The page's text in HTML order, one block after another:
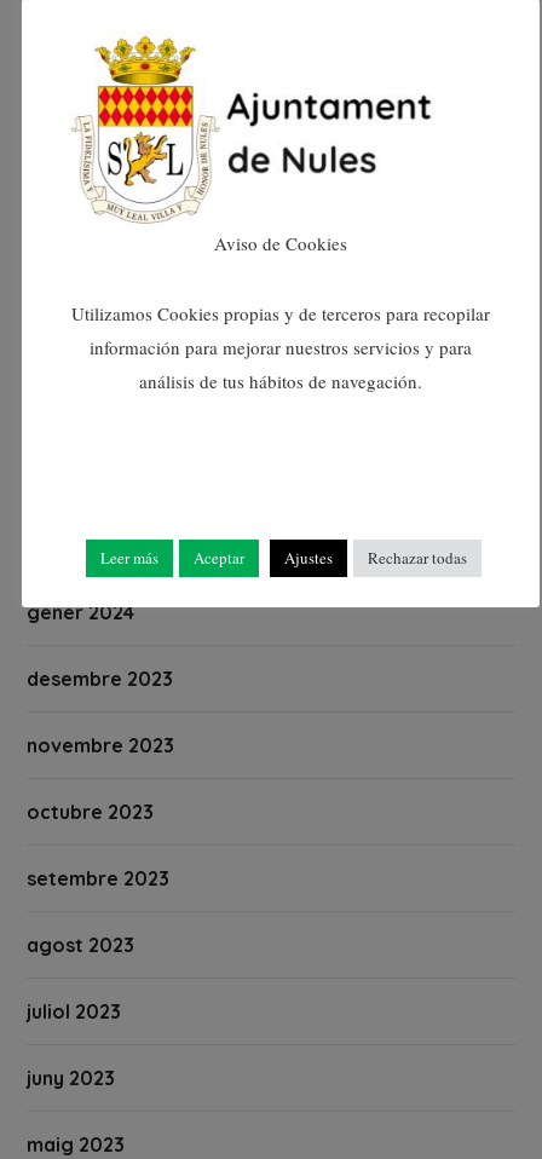
setembre 2024
agost 2024
juliol 2024
maig 2024
febrer 2024
gener 2024
desembre 2023
novembre 2023
octubre 2023
setembre 2023
agost 2023
juliol 2023
juny 2023
maig 2023
Aviso de Cookies
Utilizamos Cookies propias y de terceros para recopilar
información para mejorar nuestros servicios y para
análisis de tus hábitos de navegación.
Leer más Aceptar Ajustes Rechazar todas